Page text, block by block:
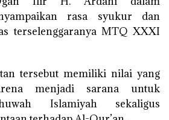
rasa syukur dan
terselenggaranya MTQ XXXI
tersebut memiliki nilai yang
menjadi sarana untuk
Islamiyah sekaligus